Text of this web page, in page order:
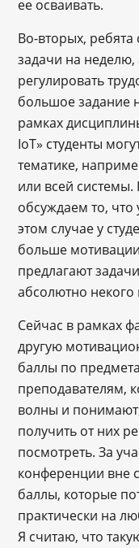
ее осваивать.
Во-вторых, ребята
задачи на
регулировать
большое задание
рамках
IoT» студенты
тематике,
или всей
обсуждаем то, что
этом случае у
больше
предлагают
абсолютно некого
Сейчас в рамках
другую
баллы по
преподавателям,
волны и
получить от них
посмотреть. За
конференции вне
баллы, которые
практически на
Я считаю, что